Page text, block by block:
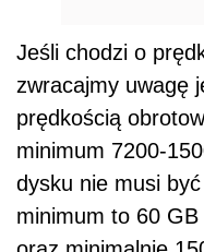
Jeśli chodzi o
zwracajmy uwagę
prędkością
minimum 7200-
dysku nie musi
minimum to 60